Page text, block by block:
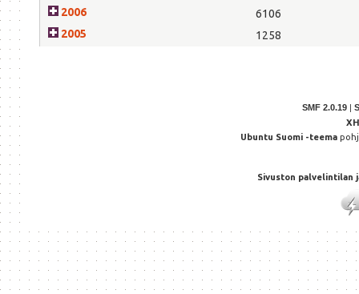
2006
6106
2005
1258
SMF 2.0.19 |
Ubuntu Suomi -teema
Sivuston palvelintilan